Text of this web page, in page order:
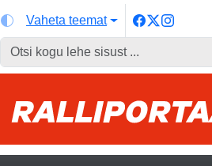
Vaheta teemat